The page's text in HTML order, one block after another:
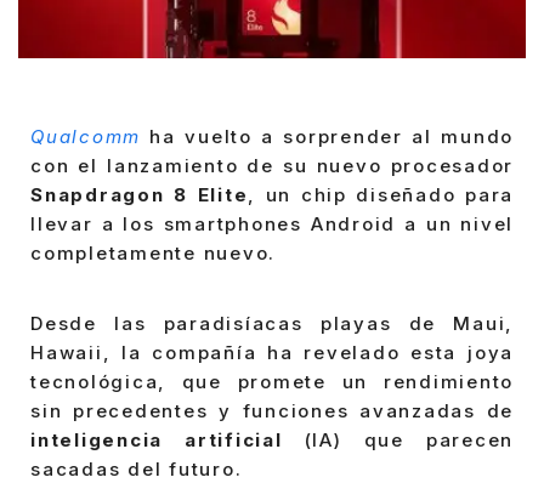
Qualcomm ha vuelto a sorprender al mundo
con el lanzamiento de su nuevo procesador
Snapdragon 8 Elite, un chip diseñado para
llevar a los smartphones Android a un nivel
completamente nuevo.
Desde las paradisíacas playas de Maui,
Hawaii, la compañía ha revelado esta joya
tecnológica, que promete un rendimiento
sin precedentes y funciones avanzadas de
inteligencia artificial (IA) que parecen
sacadas del futuro.